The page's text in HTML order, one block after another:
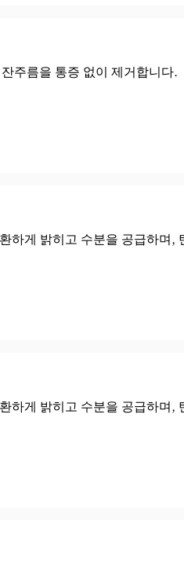
주름을 통증 없이 제거합니다.
하게 밝히고 수분을 공급하며,
하게 밝히고 수분을 공급하며,